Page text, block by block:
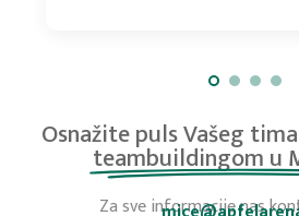
Osnažite puls Vašeg
teambuildingom u
Za sve informacije nas